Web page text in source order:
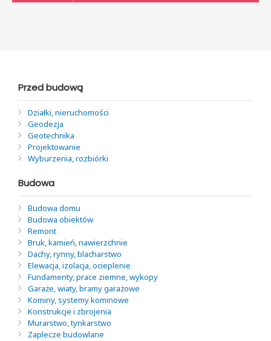
Przed budową
Działki, nieruchomości
Geodezja
Geotechnika
Projektowanie
Wyburzenia, rozbiórki
Budowa
Budowa domu
Budowa obiektów
Remont
Bruk, kamień, nawierzchnie
Dachy, rynny, blacharstwo
Elewacja, izolacja, ocieplenie
Fundamenty, prace ziemne, wykopy
Garaże, wiaty, bramy garażowe
Kominy, systemy kominowe
Konstrukcje i zbrojenia
Murarstwo, tynkarstwo
Zaplecze budowlane